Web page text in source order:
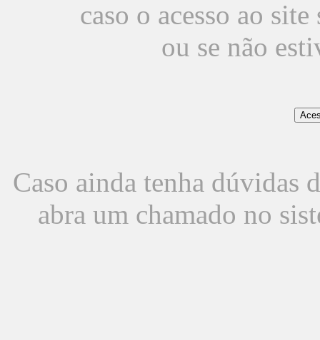
caso o acesso ao
ou se não
Caso ainda tenha dúvidas
abra um chamado no